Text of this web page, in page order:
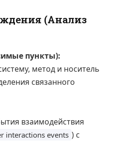
(Анализ
пункты):
метод и носитель
связанного
взаимодействия
interactions events ) с